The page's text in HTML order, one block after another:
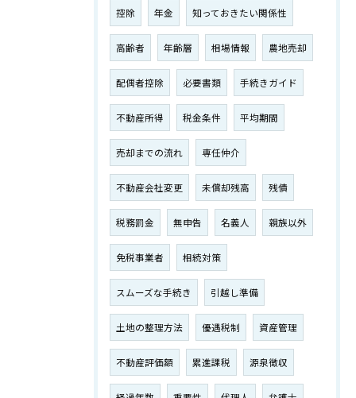
控除 年金 知っておきたい関係性
高齢者 年齢層 相場情報 農地売却
配偶者控除 必要書類 手続きガイド
不動産所得 税金条件 平均期間
売却までの流れ 専任仲介
不動産会社変更 未償却残高 残債
税務罰金 無申告 名義人 親族以外
免税事業者 相続対策
スムーズな手続き 引越し準備
土地の整理方法 優遇税制 資産管理
不動産評価額 累進課税 源泉徴収